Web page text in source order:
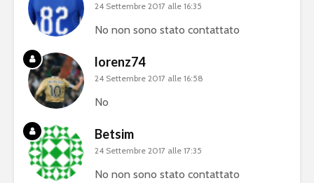
24 Settembre 2017 alle 16:35
No non sono stato contattato
lorenz74
24 Settembre 2017 alle 16:58
No
Betsim
24 Settembre 2017 alle 17:35
No non sono stato contattato